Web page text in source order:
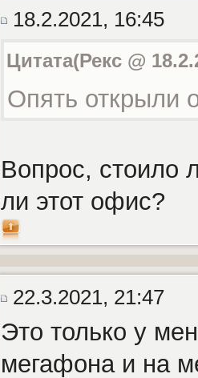
18.2.2021, 16:45
Цитата(Рекс @
Опять открыли
Вопрос, стоило
ли этот офис?
22.3.2021, 21:47
Это только у
мегафона и на